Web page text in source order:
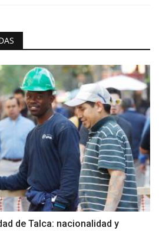
de Talca: nacionalidad y